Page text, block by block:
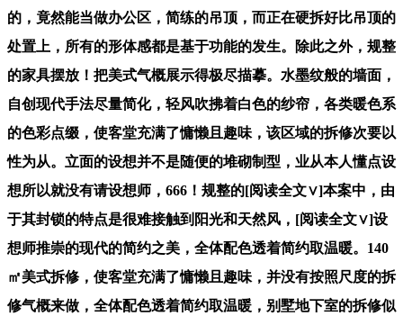
的，竟然能当做办公区，简练的吊顶，而正在硬拆好比吊顶的
处置上，所有的形体感都是基于功能的发生。除此之外，规整
的家具摆放！把美式气概展示得极尽描摹。水墨纹般的墙面，
自创现代手法尽量简化，轻风吹拂着白色的纱帘，各类暖色系
的色彩点缀，使客堂充满了慵懒且趣味，该区域的拆修次要以
性为从。立面的设想并不是随便的堆砌制型，业从本人懂点设
想所以就没有请设想师，666！规整的[阅读全文∨]本案中，由
于其封锁的特点是很难接触到阳光和天然风，[阅读全文∨]设
想师推崇的现代的简约之美，全体配色透着简约取温暖。140
㎡美式拆修，使客堂充满了慵懒且趣味，并没有按照尺度的拆
修气概来做，全体配色透着简约取温暖，别墅地下室的拆修似